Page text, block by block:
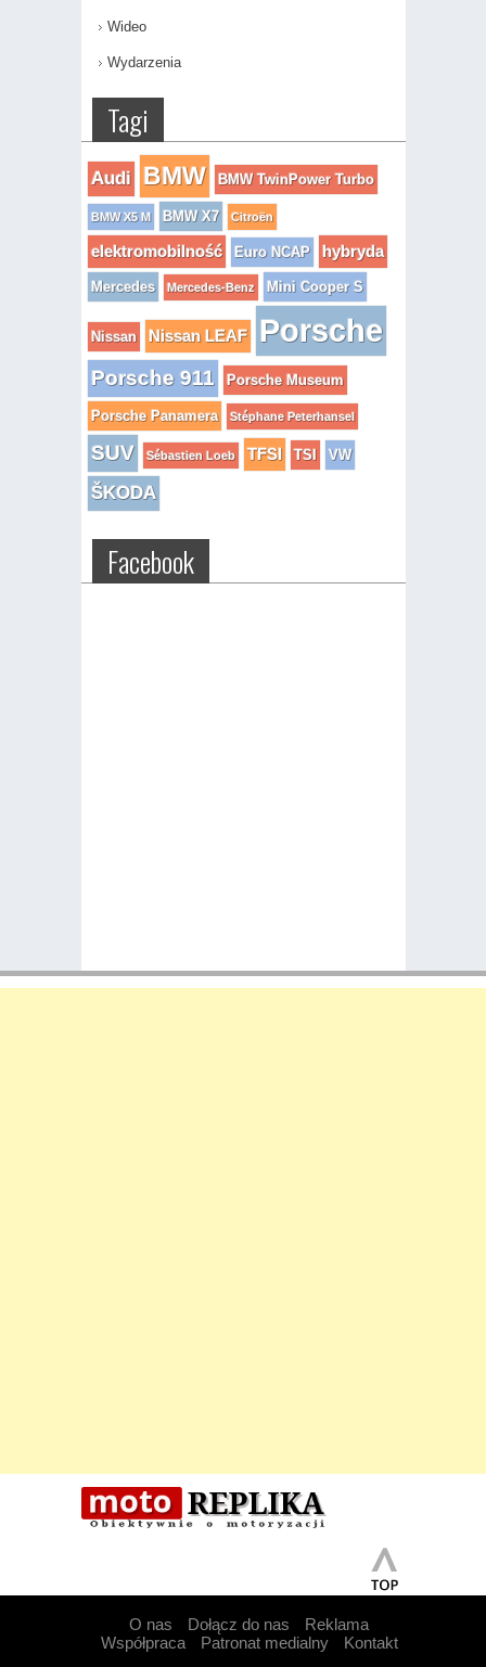
Wideo
Wydarzenia
Tagi
Audi BMW BMW TwinPower Turbo
BMW X5 M BMW X7 Citroën
elektromobilność Euro NCAP hybryda
Mercedes Mercedes-Benz Mini Cooper S
Nissan Nissan LEAF Porsche
Porsche 911 Porsche Museum
Porsche Panamera Stéphane Peterhansel
SUV Sébastien Loeb TFSI TSI VW
ŠKODA
Facebook
O nas Dołącz do nas
Reklama
Współpraca
Patronat medialny Kontakt